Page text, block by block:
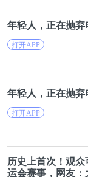
万物皆可炒
一只玩具熊，
格，这样的场
那一套打法，正
一方面，生产
有款式，进而
熊激发起了收
年轻人，正在抛弃
打开APP
年轻人，正在抛弃
打开APP
历史上首次！观众
运会赛事，网友